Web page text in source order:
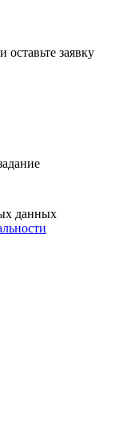
оставьте заявку
данных